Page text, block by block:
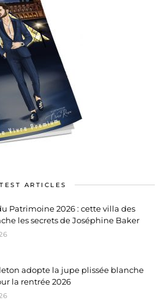
ARTICLES
Patrimoine 2026 : cette villa des
les secrets de Joséphine Baker
adopte la jupe plissée blanche
la rentrée 2026